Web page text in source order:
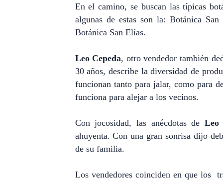
En el camino, se buscan las típicas
algunas de estas son la: Botánica
Botánica San Elías.
Leo Cepeda, otro vendedor también
30 años, describe la diversidad de
funcionan tanto para jalar, como para
funciona para alejar a los vecinos.
Con jocosidad, las anécdotas deLeo
ahuyenta. Con una gran sonrisa dijo
de su familia.
Los vendedores coinciden en que los